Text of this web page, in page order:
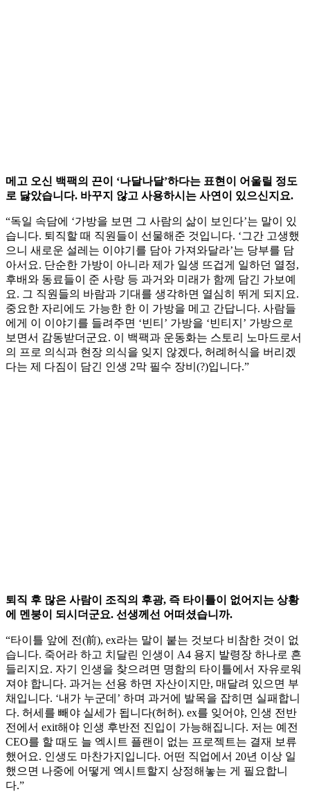
메고 오신 백팩의 끈이 ‘나달나달’하다는 표현이 어울릴 정도
로 닳았습니다. 바꾸지 않고 사용하시는 사연이 있으신지요.
“독일 속담에 ‘가방을 보면 그 사람의 삶이 보인다’는 말이 있
습니다. 퇴직할 때 직원들이 선물해준 것입니다. ‘그간 고생했
으니 새로운 설레는 이야기를 담아 가져와달라’는 당부를 담
아서요. 단순한 가방이 아니라 제가 일생 뜨겁게 일하던 열정,
후배와 동료들이 준 사랑 등 과거와 미래가 함께 담긴 가보예
요. 그 직원들의 바람과 기대를 생각하면 열심히 뛰게 되지요.
중요한 자리에도 가능한 한 이 가방을 메고 간답니다. 사람들
에게 이 이야기를 들려주면 ‘빈티’ 가방을 ‘빈티지’ 가방으로
보면서 감동받더군요. 이 백팩과 운동화는 스토리 노마드로서
의 프로 의식과 현장 의식을 잊지 않겠다, 허례허식을 버리겠
다는 제 다짐이 담긴 인생 2막 필수 장비(?)입니다.”
퇴직 후 많은 사람이 조직의 후광, 즉 타이틀이 없어지는 상황
에 멘붕이 되시더군요. 선생께선 어떠셨습니까.
“타이틀 앞에 전(前), ex라는 말이 붙는 것보다 비참한 것이 없
습니다. 죽어라 하고 치달린 인생이 A4 용지 발령장 하나로 흔
들리지요. 자기 인생을 찾으려면 명함의 타이틀에서 자유로워
져야 합니다. 과거는 선용 하면 자산이지만, 매달려 있으면 부
채입니다. ‘내가 누군데’ 하며 과거에 발목을 잡히면 실패합니
다. 허세를 빼야 실세가 됩니다(허허). ex를 잊어야, 인생 전반
전에서 exit해야 인생 후반전 진입이 가능해집니다. 저는 예전
CEO를 할 때도 늘 엑시트 플랜이 없는 프로젝트는 결재 보류
했어요. 인생도 마찬가지입니다. 어떤 직업에서 20년 이상 일
했으면 나중에 어떻게 엑시트할지 상정해놓는 게 필요합니
다.”